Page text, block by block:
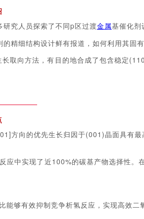
研究人员探索了不同p区过渡金属基催化剂
精细结构设计鲜有报道，如何利用其固
取向方法，有目的地合成了包含稳定
方向的优先生长归因于(001)晶面具有最
应中实现了近100%的碳基产物选择性。
够有效抑制竞争析氢反应，实现高效二